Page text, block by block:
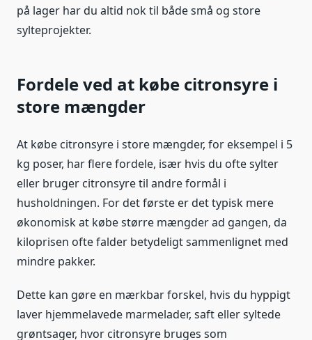
på lager har du altid nok til både små og store
sylteprojekter.
Fordele ved at købe citronsyre i
store mængder
At købe citronsyre i store mængder, for eksempel i 5
kg poser, har flere fordele, især hvis du ofte sylter
eller bruger citronsyre til andre formål i
husholdningen. For det første er det typisk mere
økonomisk at købe større mængder ad gangen, da
kiloprisen ofte falder betydeligt sammenlignet med
mindre pakker.
Dette kan gøre en mærkbar forskel, hvis du hyppigt
laver hjemmelavede marmelader, saft eller syltede
grøntsager, hvor citronsyre bruges som